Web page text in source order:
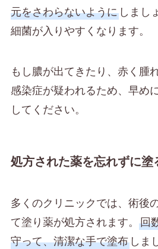
元をさわらないようにしまし
細菌が入りやすくなります。
もし膿が出てきたり、赤く腫
感染症が疑われるため、早め
してください。
処方された薬を忘れずに塗
多くのクリニックでは、術後
て塗り薬が処方されます。 回
守って、清潔な手で塗布しま